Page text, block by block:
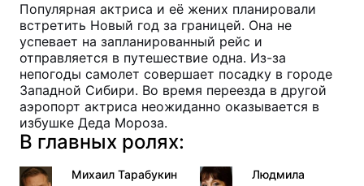
Популярная актриса и её жених планировали
встретить Новый год за границей. Она не
успевает на запланированный рейс и
отправляется в путешествие одна. Из-за
непогоды самолет совершает посадку в городе
Западной Сибири. Во время переезда в другой
аэропорт актриса неожиданно оказывается в
избушке Деда Мороза.
В главных ролях:
Михаил Тарабукин
Людмила